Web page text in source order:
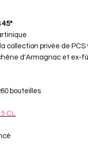
45°
collection privée de PCS
d'Armagnac et ex-
bouteilles
CL